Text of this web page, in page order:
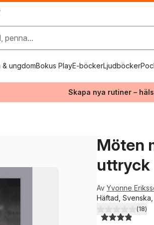
penna...
& ungdomBokus PlayE-böckerLjudböcker
Skapa nya rutiner –
Möten
uttryck
Av Yvonne
Häftad, Svenska,
3,9utav 5 (18)